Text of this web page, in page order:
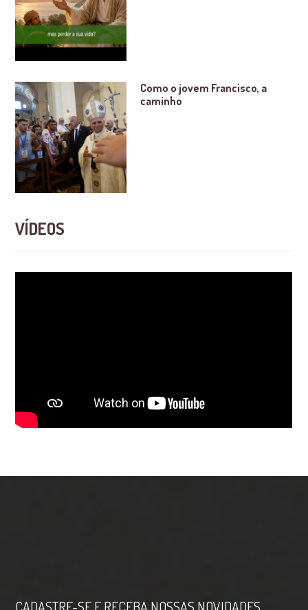
Como o jovem Francisco, a
caminho
VÍDEOS
CADASTRE-SE E RECEBA NOSSAS NOVIDADES